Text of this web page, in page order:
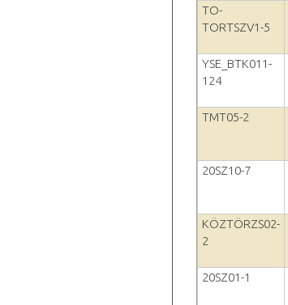
TO-
TORTSZV1-5
YSE_BTK011-
124
TMT05-2
20SZ10-7
KÖZTÖRZS02-
2
20SZ01-1